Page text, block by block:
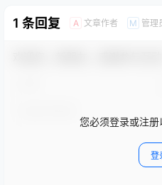
1 条回复 A 文章作者 M 管理
您必须登录或注
登